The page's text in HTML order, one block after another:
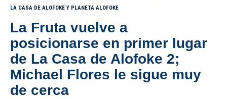
LA CASA DE ALOFOKE Y PLANETA ALOFOKE
La Fruta vuelve a
posicionarse en primer lugar
de La Casa de Alofoke 2;
Michael Flores le sigue muy
de cerca